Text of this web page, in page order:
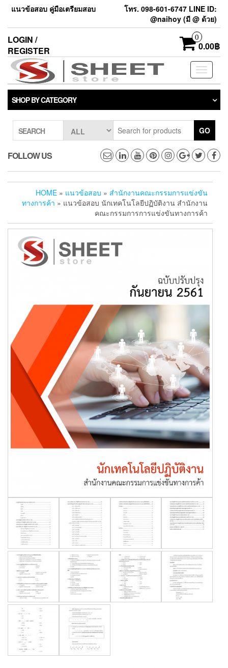
แนวข้อสอบ คู่มือเตรียมสอบ
โทร. 098-601-6747 LINE ID:
@naihoy (มี @ ด้วย)
LOGIN /
REGISTER
0
0.00฿
Toggle
SHOP BY CATEGORY
SEARCH GO
FOLLOW US
HOME » แนวข้อสอบ » สำนักงานคณะกรรมการแข่งขัน
ทางการค้า » แนวข้อสอบ นักเทคโนโลยีปฏิบัติงาน สำนักงาน
คณะกรรมการการแข่งขันทางการค้า